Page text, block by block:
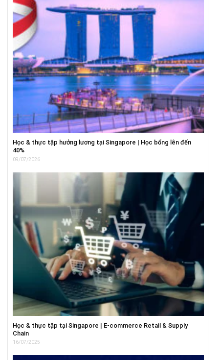
Học & thực tập hưởng lương tại Singapore | Học bổng lên đến
40%
09/07/2026
Học & thực tập tại Singapore | E-commerce Retail & Supply
Chain
16/07/2025